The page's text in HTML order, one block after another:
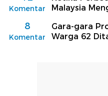
Komentar
Malaysia
8
Komentar
Gara-gara
Warga 62